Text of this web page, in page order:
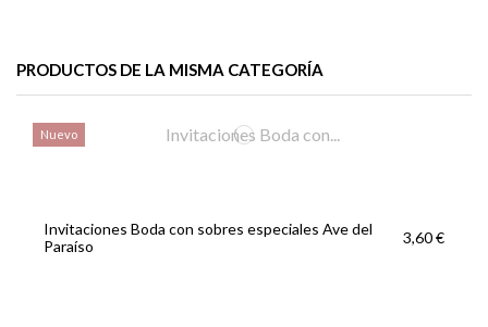
PRODUCTOS DE LA MISMA CATEGORÍA
Nuevo
Invitaciones Boda con sobres especiales Ave del
Paraíso
3,60 €